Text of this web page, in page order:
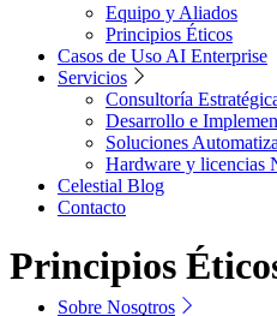
Sobre Nosotros
Equipo y Aliados
Principios Éticos
Casos de Uso AI Enterprise
Servicios
Consultoría
Desarrollo e
Soluciones
Hardware y licencias
Celestial Blog
Contacto
Principios